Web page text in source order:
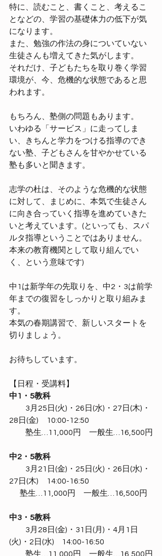
特に、読むこと、書くこと、考えるこ
となどの、学習の基礎体力の低下が気
になります。
また、勉強の作法の身についていない
生徒さんも増えてきた気がします。
それだけ、子どもたちを取り巻く学習
環境が、今、危機的な状態であると思
われます。
もちろん、塾側の問題もあります。
いわゆる「サービス」に走ってしま
い、きちんと学力をつける指導のでき
ない塾、子どもさんを甘やかせている
塾も多いと聞きます。
志学の杜は、そのような危機的な状態
に対して、まじめに、本気で生徒さん
に向き合っていく指導を進めていきた
いと考えています。(といっても、スパ
ルタ指導ということではありません。
本来の教育機関として取り組んでい
く、という意味です)
中1は新学年の先取りを、中2・3は前学
年までの復習をしっかりと取り組みま
す。
本気の春期講習で、新しいスタートを
切りましょう。
お待ちしています。
【日程・受講料】
中1・5教科
3月25日(火)・26日(水)・27日(木)・
28日(金)　10:00-12:50
塾生…11,000円　一般生…16,500円
中2・5教科
3月21日(金)・25日(火)・26日(水)・
27日(木)　14:00-16:50
       塾生…11,000円　一般生…16,500円
中3・5教科
3月28日(金)・31日(月)・4月1日
(火)・2日(水)     14:00-16:50
塾生…11,000円　一般生…16,500円